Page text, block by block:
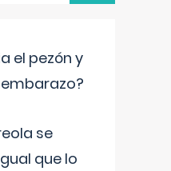
el pezón y
se
que lo